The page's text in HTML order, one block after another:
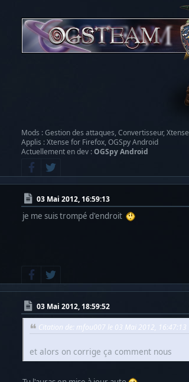
Mods : Gestion des attaques, Convertisseur, Xtense
Applis : Xtense for Firefox, OGSpy Android
Actuellement en dev :OGSpy Android
03 Mai 2012, 16:59:13
je me suis trompé d'endroit
03 Mai 2012, 18:59:52
Citation de: mfou007 le 03 Mai 2012, 16:47:13
et alors on corrige ça comment nous